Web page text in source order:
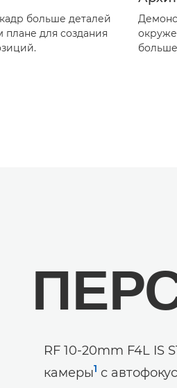
больше деталей
плане для создания
RF 10-20mm F4L IS
камеры1 с